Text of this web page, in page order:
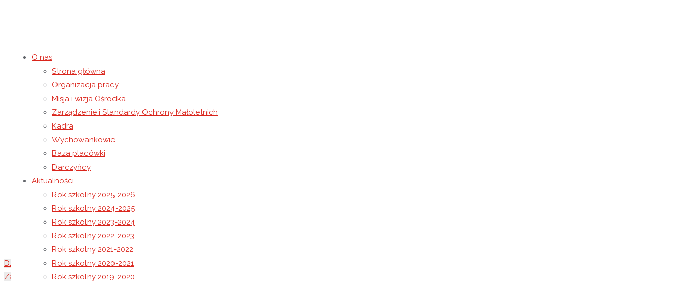
O nas
Strona główna
Organizacja pracy
Misja i wizja Ośrodka
Zarządzenie i Standardy Ochrony Małoletnich
Kadra
Wychowankowie
Baza placówki
Darczyńcy
Aktualności
Rok szkolny 2025-2026
Rok szkolny 2024-2025
Rok szkolny 2023-2024
Rok szkolny 2022-2023
Rok szkolny 2021-2022
Rok szkolny 2020-2021
Rok szkolny 2019-2020
Spotkanie z Bajkopisarzem
27 czerwca 202528 czerwca 2025
Strona główna Rok szkolny 2024-2025
Dzień Ojca
Zakończenie roku szkolnego 2024/2025